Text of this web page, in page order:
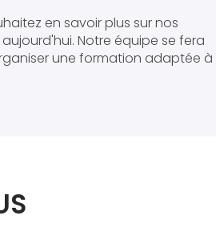
en savoir plus sur nos
Notre équipe se fera
une formation adaptée à